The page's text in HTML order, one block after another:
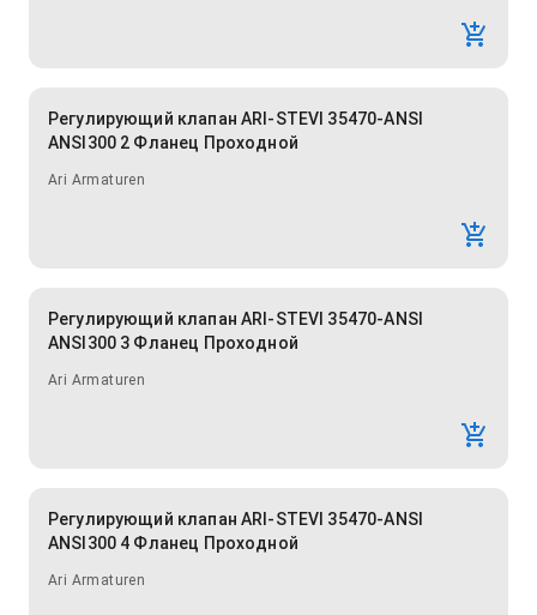
Регулирующий клапан ARI-STEVI 35470-ANSI
ANSI300 2 Фланец Проходной
Ari Armaturen
Регулирующий клапан ARI-STEVI 35470-ANSI
ANSI300 3 Фланец Проходной
Ari Armaturen
Регулирующий клапан ARI-STEVI 35470-ANSI
ANSI300 4 Фланец Проходной
Ari Armaturen